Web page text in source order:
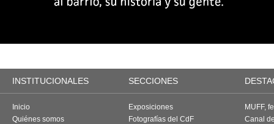
INSTITUCIONALES SECCIONES
Inicio
Quiénes somos
Exposiciones
Fotografías del CdF
MUFF,
Canal